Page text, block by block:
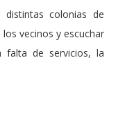
distintas colonias de
vecinos y escuchar
falta de servicios, la